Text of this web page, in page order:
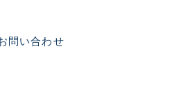
問い合わせ